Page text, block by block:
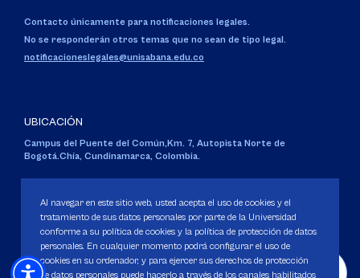
Contacto únicamente para notificaciones legales.
No se responderán otros temas que no sean de tipo legal.
notificacioneslegales@unisabana.edu.co
UBICACIÓN
Campus del Puente del Común,Km. 7, Autopista Norte de
Bogotá.Chía, Cundinamarca, Colombia.
Personería Jurídica:Resolución 130 del 14 de enero de 1980.
Ministerio de Educación Nacional.
Al navegar en este sitio web, usted acepta el uso de cookies y el
tratamiento de sus datos personales por parte de la Universidad
conforme a su política de cookies y la política de protección de datos
personales. En cualquier momento podrá configurar el uso de
cookies en su ordenador, y para ejercer sus derechos de protección
de datos personales puede hacerlo a través de los canales habilitados